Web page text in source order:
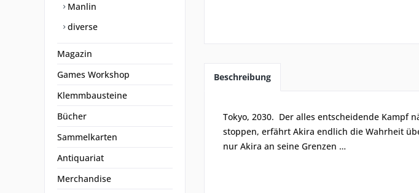
Manlin
diverse
Magazin
Games Workshop
Klemmbausteine
Bücher
Sammelkarten
Antiquariat
Merchandise
Beschreibung
Tokyo, 2030. Der alles entscheidende Kampf
stoppen, erfährt Akira endlich die Wahrheit
nur Akira an seine Grenzen …